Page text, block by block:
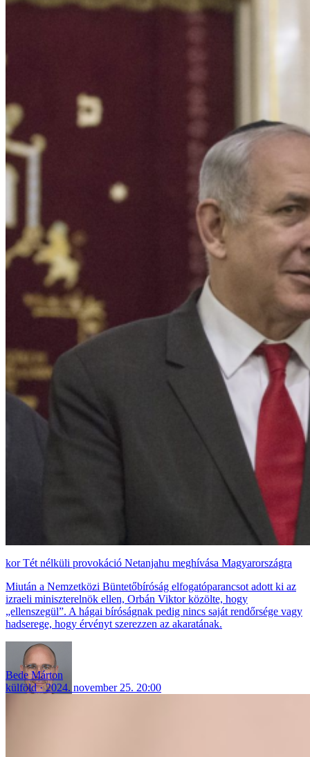
Tét nélküli provokáció Netanjahu meghívása Magyarországra
Miután a Nemzetközi Büntetőbíróság elfogatóparancsot adott ki az
izraeli miniszterelnök ellen, Orbán Viktor közölte, hogy
„ellenszegül”. A hágai bíróságnak pedig nincs saját rendőrsége vagy
hadserege, hogy érvényt szerezzen az akaratának.
Bede Márton
külföld
2024. november 25. 20:00